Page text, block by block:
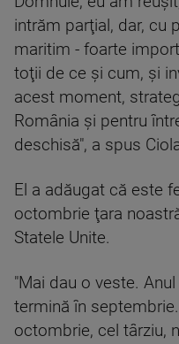
intrăm parţial, dar, cu
maritim - foarte
toţii de ce şi cum, şi
acest moment,
România şi pentru
deschisă", a spus
El a adăugat că este
octombrie ţara
Statele Unite.
"Mai dau o veste.
termină în
octombrie, cel târziu,